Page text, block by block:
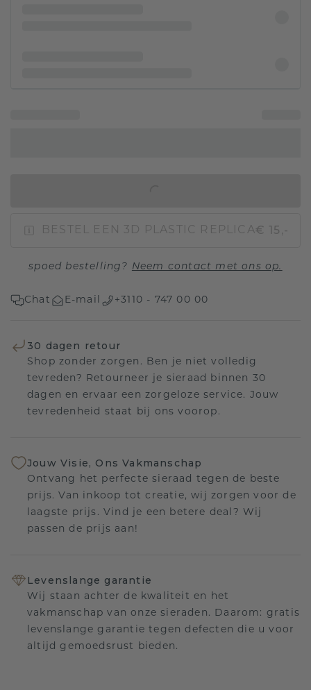
BESTEL EEN 3D PLASTIC REPLICA€ 15,-
spoed bestelling? Neem contact met ons op.
Chat E-mail +3110 - 747 00 00
30 dagen retour
Shop zonder zorgen. Ben je niet volledig
tevreden? Retourneer je sieraad binnen 30
dagen en ervaar een zorgeloze service. Jouw
tevredenheid staat bij ons voorop.
Jouw Visie, Ons Vakmanschap
Ontvang het perfecte sieraad tegen de beste
prijs. Van inkoop tot creatie, wij zorgen voor de
laagste prijs. Vind je een betere deal? Wij
passen de prijs aan!
Levenslange garantie
Wij staan achter de kwaliteit en het
vakmanschap van onze sieraden. Daarom: gratis
levenslange garantie tegen defecten die u voor
altijd gemoedsrust bieden.